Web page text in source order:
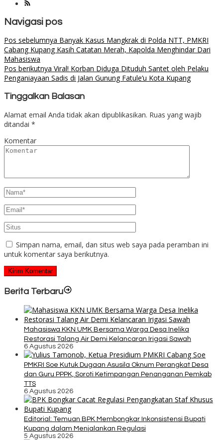
Navigasi pos
Pos sebelumnya Banyak Kasus Mangkrak di Polda NTT, PMKRI
Cabang Kupang Kasih Catatan Merah, Kapolda Menghindar Dari
Mahasiswa
Pos berikutnya Viral! Korban Diduga Dituduh Santet oleh Pelaku
Penganiayaan Sadis di Jalan Gunung Fatule’u Kota Kupang
Tinggalkan Balasan
Alamat email Anda tidak akan dipublikasikan. Ruas yang wajib
ditandai *
Komentar
Simpan nama, email, dan situs web saya pada peramban ini
untuk komentar saya berikutnya.
Berita Terbaru
Mahasiswa KKN UMK Bersama Warga Desa Inelika
Restorasi Talang Air Demi Kelancaran Irigasi Sawah
6 Agustus 2026
PMKRI Soe Kutuk Dugaan Asusila Oknum Perangkat Desa
dan Guru PPPK, Soroti Ketimpangan Penanganan Pemkab
TTS
6 Agustus 2026
Editorial: Temuan BPK Membongkar Inkonsistensi Bupati
Kupang dalam Menjalankan Regulasi
5 Agustus 2026